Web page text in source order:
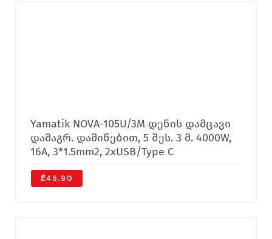
Yamatik NOVA-105U/3M დენის დამცავი
დამაგრ. დამიწებით, 5 შეს. 3 მ. 4000W,
16A, 3*1.5mm2, 2xUSB/Type C
₾45.90